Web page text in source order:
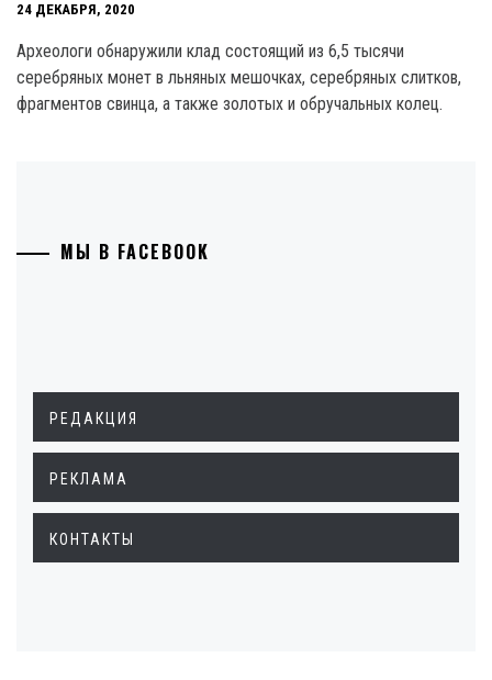
24 ДЕКАБРЯ, 2020
Археологи обнаружили клад состоящий из 6,5 тысячи
серебряных монет в льняных мешочках, серебряных слитков,
фрагментов свинца, а также золотых и обручальных колец.
МЫ В FACEBOOK
РЕДАКЦИЯ
РЕКЛАМА
КОНТАКТЫ